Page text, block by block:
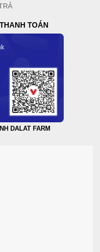
TOÁN
DALAT FARM